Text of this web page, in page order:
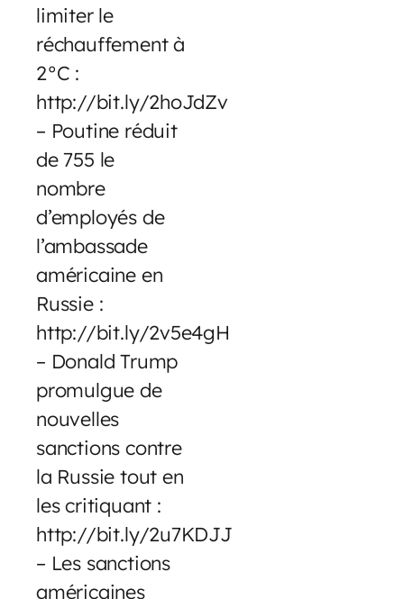
limiter le
réchauffement à
2°C :
http://bit.ly/2hoJdZv
– Poutine réduit
de 755 le
nombre
d’employés de
l’ambassade
américaine en
Russie :
http://bit.ly/2v5e4gH
– Donald Trump
promulgue de
nouvelles
sanctions contre
la Russie tout en
les critiquant :
http://bit.ly/2u7KDJJ
– Les sanctions
américaines